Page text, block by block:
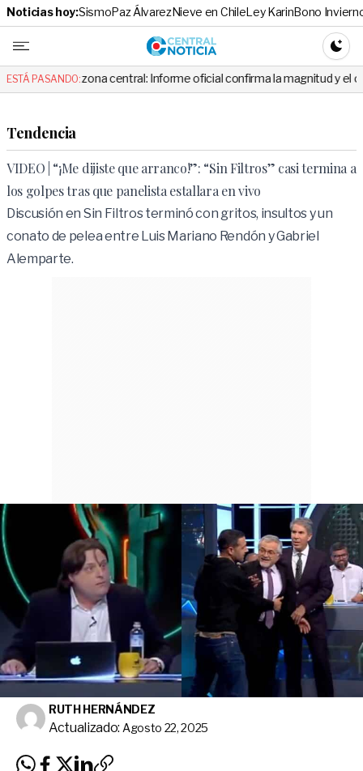
Noticias hoy:SismoPaz ÁlvarezNieve en ChileLey KarinBono
Central
ESTÁ PASANDO:
la zona central: Informe oficial confirma la magnitud y el origen del
Tendencia
VIDEO | “¡Me dijiste que arranco!”: “Sin Filtros” casi termina a
los golpes tras que panelista estallara en vivo
Discusión en Sin Filtros terminó con gritos, insultos y un
conato de pelea entre Luis Mariano Rendón y Gabriel
Alemparte.
RUTH HERNÁNDEZ
Actualizado: Agosto 22, 2025